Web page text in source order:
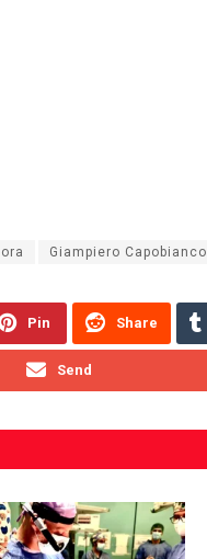
Giampiero Capobianco
Pin Share
Send